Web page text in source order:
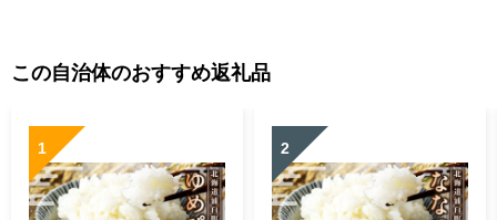
この自治体のおすすめ返礼品
1 2